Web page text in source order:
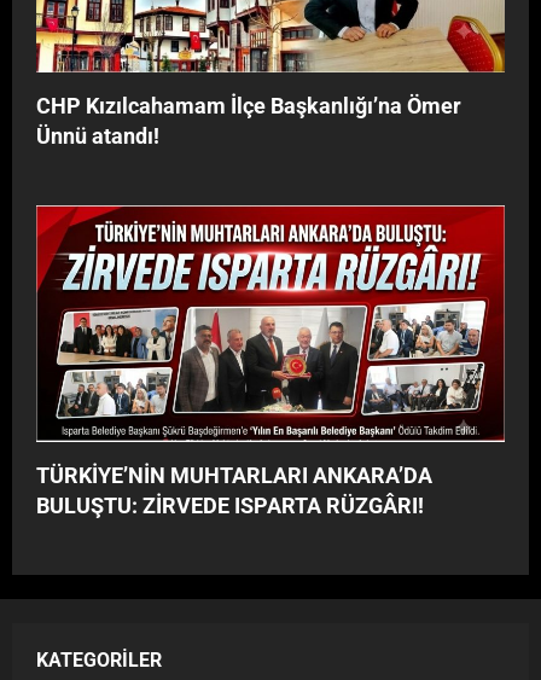
y
o
r
G
Â
R
CHP Kızılcahamam İlçe Başkanlığı’na Ömer
Ünnü atandı!
TÜRKİYE’NİN MUHTARLARI ANKARA’DA
BULUŞTU: ZİRVEDE ISPARTA RÜZGÂRI!
KATEGORILER